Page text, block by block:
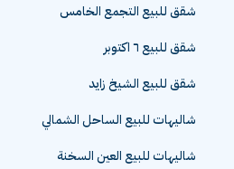
شقق للبيع التجمع الخامس
شقق للبيع ٦ اكتوبر
شقق للبيع الشيخ زايد
شاليهات للبيع الساحل الشمالي
شاليهات للبيع العين السخنة